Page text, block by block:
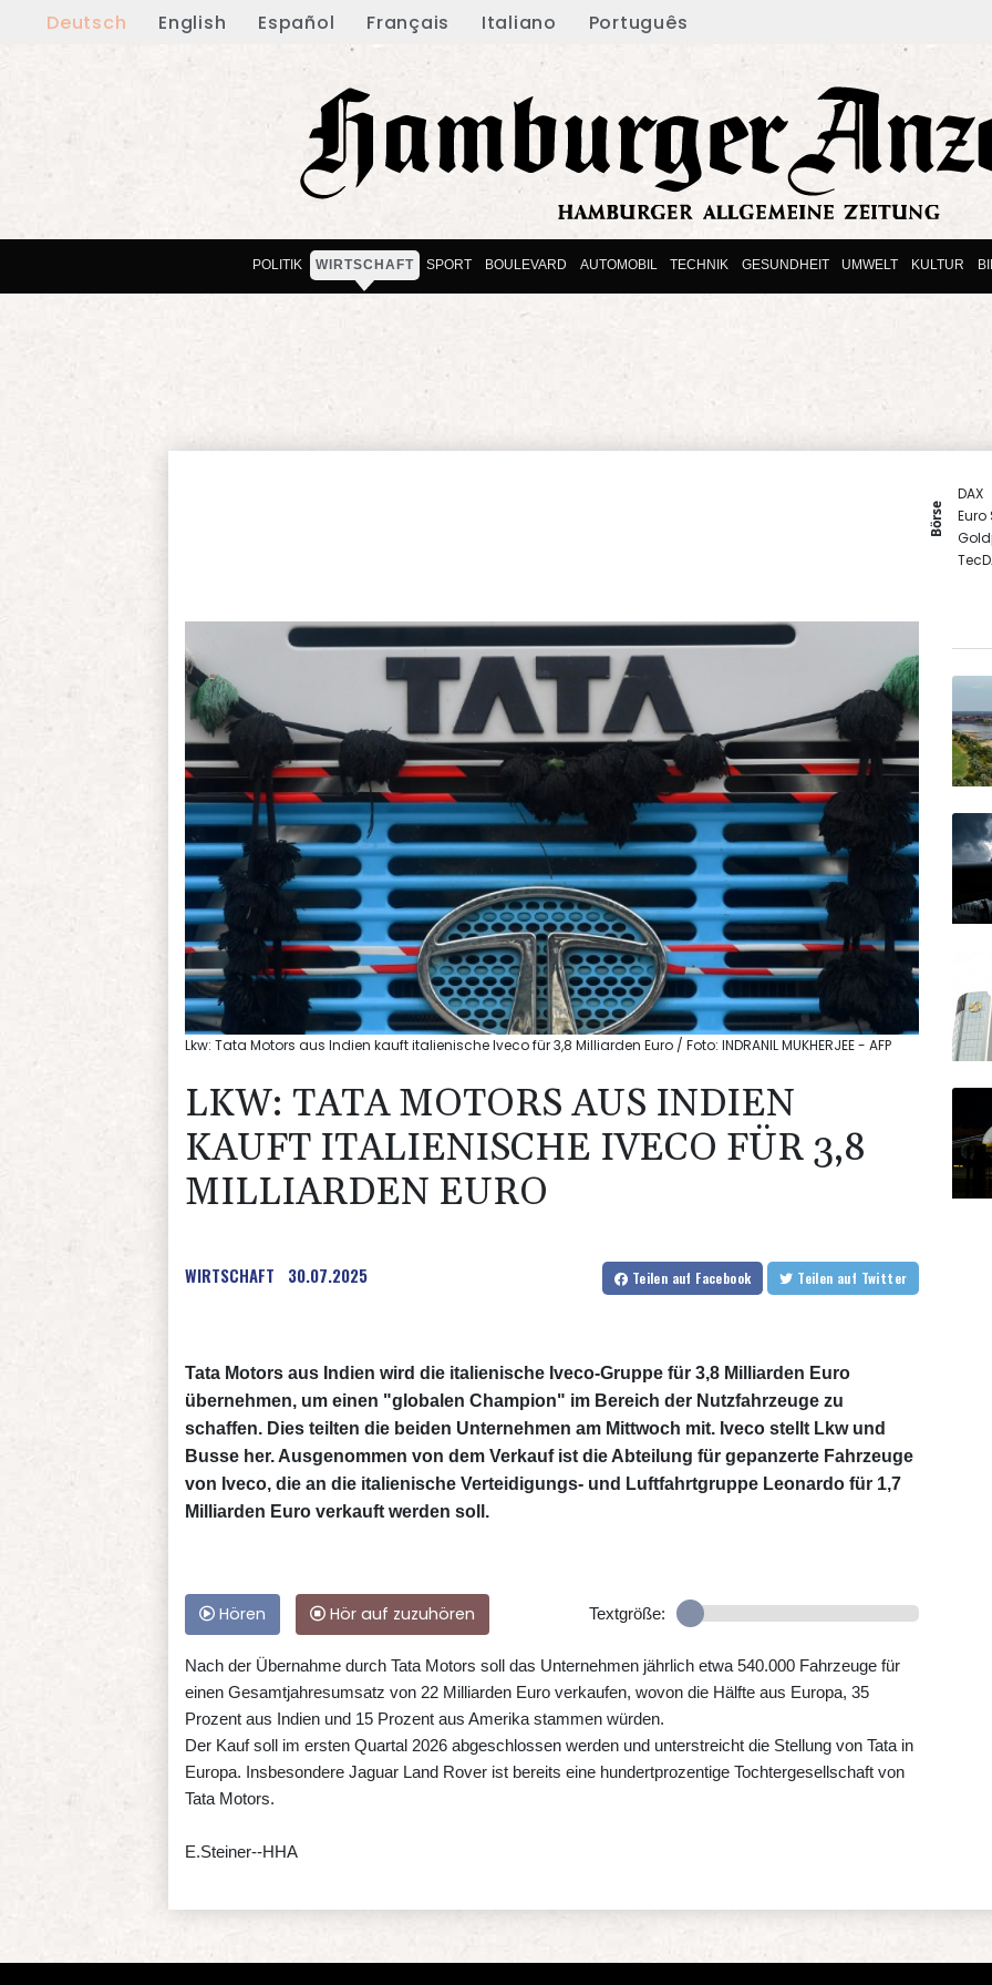
Deutsch English Español Français Italiano Português
POLITIK WIRTSCHAFT SPORT BOULEVARD AUTOMOBIL TECHNIK GESUNDHEIT UMWELT KULTUR
Börse
DAX
Euro
Lkw: Tata Motors aus Indien kauft italienische Iveco für 3,8 Milliarden Euro / Foto: INDRANIL MUKHERJEE - AFP
LKW: TATA MOTORS AUS INDIEN
KAUFT ITALIENISCHE IVECO FÜR 3,8
MILLIARDEN EURO
WIRTSCHAFT 30.07.2025 Teilen auf Facebook Teilen auf Twitter
Tata Motors aus Indien wird die italienische Iveco-Gruppe für 3,8 Milliarden Euro
übernehmen, um einen "globalen Champion" im Bereich der Nutzfahrzeuge zu
schaffen. Dies teilten die beiden Unternehmen am Mittwoch mit. Iveco stellt Lkw und
Busse her. Ausgenommen von dem Verkauf ist die Abteilung für gepanzerte Fahrzeuge
von Iveco, die an die italienische Verteidigungs- und Luftfahrtgruppe Leonardo für 1,7
Milliarden Euro verkauft werden soll.
Hören Hör auf zuzuhören Textgröße:
Nach der Übernahme durch Tata Motors soll das Unternehmen jährlich etwa 540.000 Fahrzeuge für
einen Gesamtjahresumsatz von 22 Milliarden Euro verkaufen, wovon die Hälfte aus Europa, 35
Prozent aus Indien und 15 Prozent aus Amerika stammen würden.
Der Kauf soll im ersten Quartal 2026 abgeschlossen werden und unterstreicht die Stellung von Tata in
Europa. Insbesondere Jaguar Land Rover ist bereits eine hundertprozentige Tochtergesellschaft von
Tata Motors.
E.Steiner--HHA